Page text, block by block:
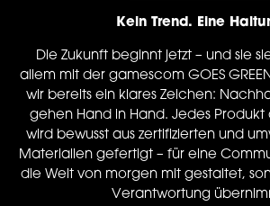
Kein Trend. Eine
Die Zukunft beginnt jetzt – und sie
allem mit der gamescom GOES
wir bereits ein klares Zeichen:
gehen Hand in Hand. Jedes Produkt
wird bewusst aus zertifizierten und
Materialien gefertigt – für eine
die Welt von morgen mit gestaltet,
Verantwortung